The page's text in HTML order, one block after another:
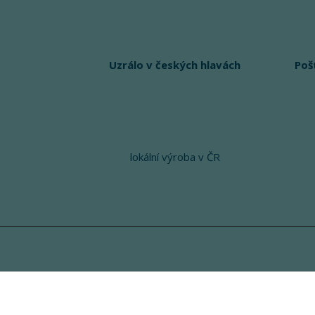
Uzrálo v českých hlavách
lokální výroba v ČR